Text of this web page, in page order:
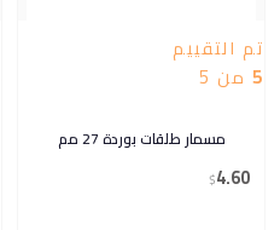
تم التقييم
5 من 5
مسمار طلقات بوردة 27 مم
$4.60